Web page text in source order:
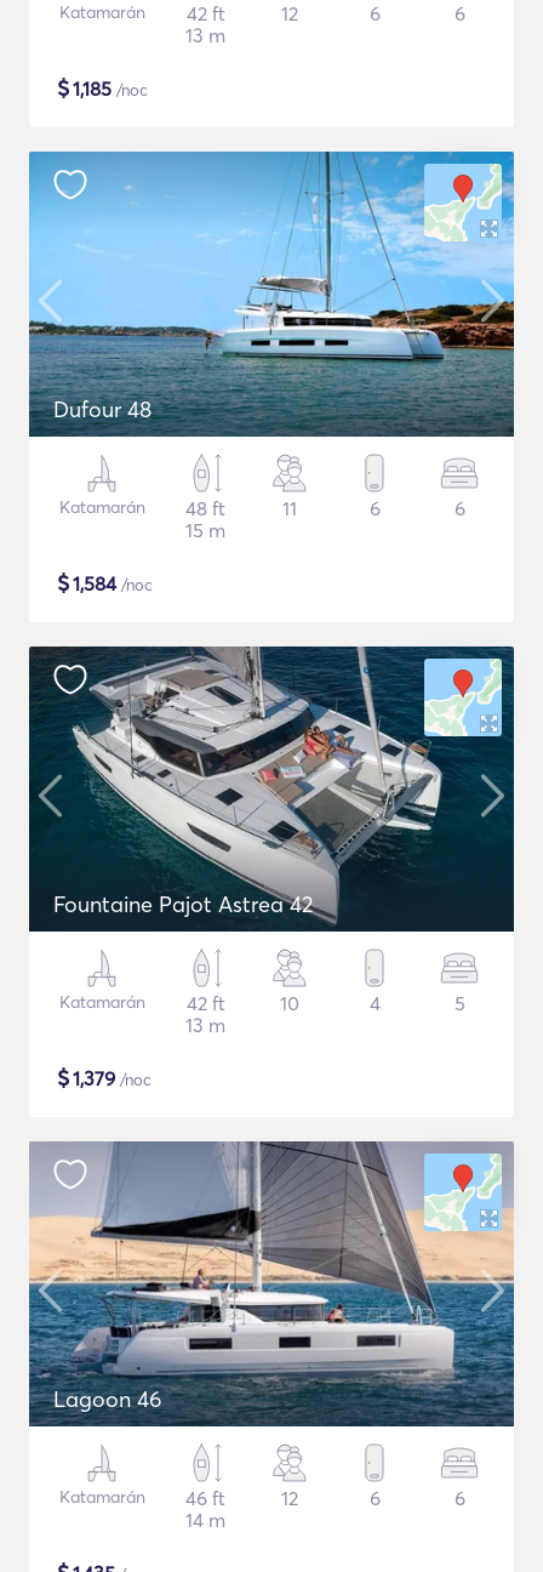
Katamarán
42 ft
13 m
12 6 6
$1,185 /noc
Dufour 48
Katamarán
48 ft
15 m
11 6 6
$1,584/noc
Fountaine Pajot Astrea 42
Katamarán
42 ft
13 m
10 4 5
$1,379 /noc
Lagoon 46
Katamarán
46 ft
14 m
12 6 6